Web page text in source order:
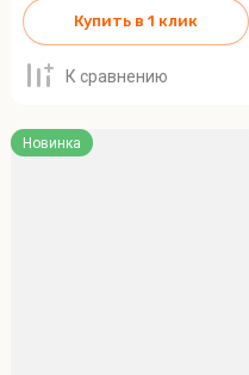
Купить в 1 клик
К сравнению
Новинка